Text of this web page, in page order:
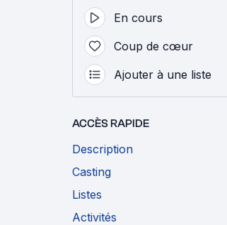
En cours
Coup de cœur
Ajouter à une liste
ACCÈS RAPIDE
Description
Casting
Listes
Activités